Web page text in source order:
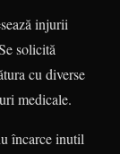
injurii
solicită
cu diverse
medicale.
încarce inutil